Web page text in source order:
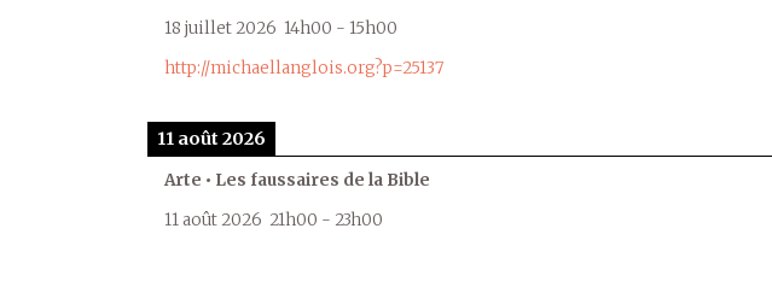
18 juillet 2026 14h00 - 15h00
http://michaellanglois.org?p=25137
11 août 2026
Arte • Les faussaires de la Bible
11 août 2026 21h00 - 23h00